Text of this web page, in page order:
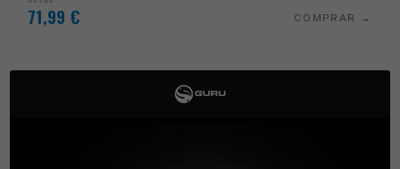
71,99 € COMPRAR